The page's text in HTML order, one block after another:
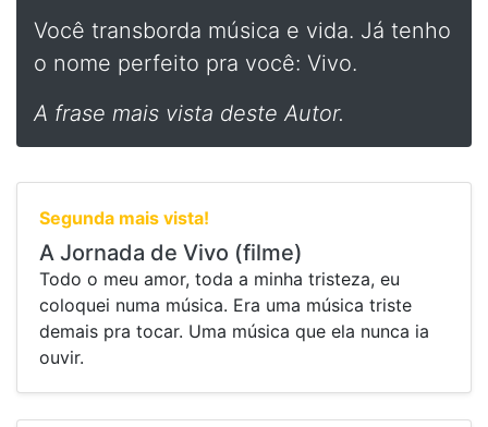
Você transborda música e vida. Já tenho
o nome perfeito pra você: Vivo.
A frase mais vista deste Autor.
Segunda mais vista!
A Jornada de Vivo (filme)
Todo o meu amor, toda a minha tristeza, eu
coloquei numa música. Era uma música triste
demais pra tocar. Uma música que ela nunca ia
ouvir.